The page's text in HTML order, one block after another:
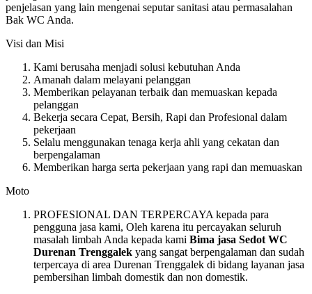
penjelasan yang lain mengenai seputar sanitasi atau permasalahan
Bak WC Anda.
Visi dan Misi
Kami berusaha menjadi solusi kebutuhan Anda
Amanah dalam melayani pelanggan
Memberikan pelayanan terbaik dan memuaskan kepada
pelanggan
Bekerja secara Cepat, Bersih, Rapi dan Profesional dalam
pekerjaan
Selalu menggunakan tenaga kerja ahli yang cekatan dan
berpengalaman
Memberikan harga serta pekerjaan yang rapi dan memuaskan
Moto
PROFESIONAL DAN TERPERCAYA kepada para
pengguna jasa kami, Oleh karena itu percayakan seluruh
masalah limbah Anda kepada kami Bima jasa Sedot WC
Durenan Trenggalek yang sangat berpengalaman dan sudah
terpercaya di area Durenan Trenggalek di bidang layanan jasa
pembersihan limbah domestik dan non domestik.